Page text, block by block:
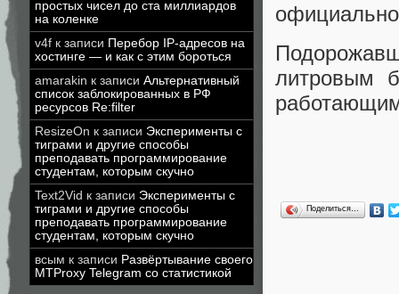
простых чисел до ста миллиардов
на коленке
v4f к записи Перебор IP-адресов на
хостинге — и как с этим бороться
amarakin к записи Альтернативный
список заблокированных в РФ
ресурсов Re:filter
ResizeOn к записи Эксперименты с
тиграми и другие способы
преподавать программирование
студентам, которым скучно
Text2Vid к записи Эксперименты с
тиграми и другие способы
преподавать программирование
студентам, которым скучно
всым к записи Развёртывание своего
MTProxy Telegram со статистикой
литровым
Поделиться…